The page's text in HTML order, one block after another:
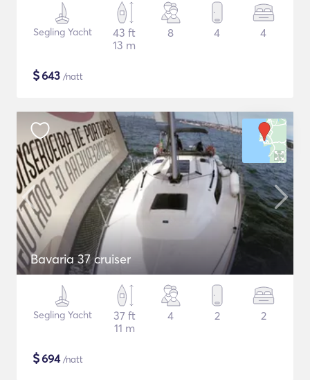
Segling Yacht
43 ft
13 m
8 4 4
$643 /natt
Bavaria 37 cruiser
Segling Yacht
37 ft
11 m
4 2 2
$694/natt